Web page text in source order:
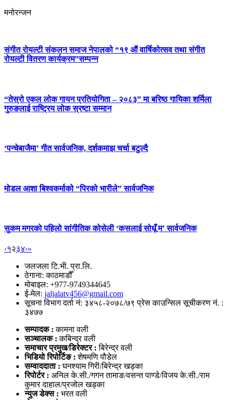
मनोरन्जन
संगीत रोयल्टी संकलन समाज नेपालको “१९ औं वार्षिकोत्सव तथा संगीत
रोयल्टी वितरण कार्यक्रम”सम्पन्न
“तेस्रो एकल लोक गायन प्रतियोगिता – २०८३” मा बरिष्ठ गायिका शर्मिला
गुरुङलाई राष्ट्रिय लोक स्रष्टा सम्मान
‘पन्चेबाजैमा’ गीत सार्वजनिक, दर्शकमाझ चर्चा बटुल्दै
मोडल आशा बिश्वकर्माको “पिरको भारीले” सार्वजनिक
सुकम मगरको पहिलो सांगीतिक कोसेली ‘कसलाई सोधूँ म’ सार्वजनिक
‹१२३४›»
जलजला टि.भी. प्रा.लि.
ठेगाना: काठमाडौँ
मोबाइल: +977-9749344645
ई-मेल: jaljalatv456@gmail.com
सूचना विभाग दर्ता नं: ३४५८-२०७८/७९ प्रेस काउन्सिल सूचीकरण नं. :
३४७७
सम्पादक :कामना वली
सञ्‍चालक : कबिन्द्र वली
समाचार प्रमुख/डिरेक्टर :बिरेन्द्र वली
भिडियो रिपोर्टिङ : शेषमणि पौडेल
सम्वाददाता :घनश्याम गिरी/बिरेन्द्र खड्का
रिपोर्टर : अनिल के.सी./गगन तामाङ/वसन्त पाण्डे/विजय के.सी./राम
कुमार दाहाल/प्रजोल खड्का
न्युज डेक्स : भरत वली